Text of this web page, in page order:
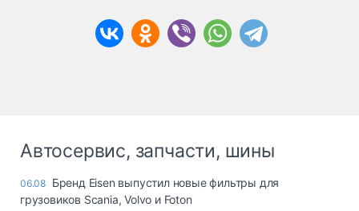
Автосервис, запчасти, шины
06.08 Бренд Eisen выпустил новые фильтры для
грузовиков Scania, Volvo и Foton